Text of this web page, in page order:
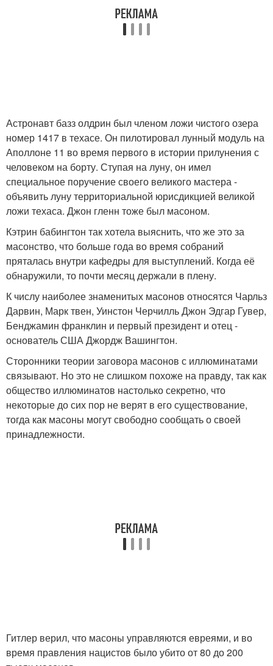
Астронавт базз олдрин был членом ложи чистого озера
номер 1417 в техасе. Он пилотировал лунный модуль на
Аполлоне 11 во время первого в истории прилунения с
человеком на борту. Ступая на луну, он имел
специальное поручение своего великого мастера -
объявить луну территориальной юрисдикцией великой
ложи техаса. Джон гленн тоже был масоном.
Кэтрин бабингтон так хотела выяснить, что же это за
масонство, что больше года во время собраний
пряталась внутри кафедры для выступлений. Когда её
обнаружили, то почти месяц держали в плену.
К числу наиболее знаменитых масонов относятся Чарльз
Дарвин, Марк твен, Уинстон Черчилль Джон Эдгар Гувер,
Бенджамин франклин и первый президент и отец -
основатель США Джордж Вашингтон.
Сторонники теории заговора масонов с иллюминатами
связывают. Но это не слишком похоже на правду, так как
общество иллюминатов настолько секретно, что
некоторые до сих пор не верят в его существование,
тогда как масоны могут свободно сообщать о своей
принадлежности.
Гитлер верил, что масоны управляются евреями, и во
время правления нацистов было убито от 80 до 200